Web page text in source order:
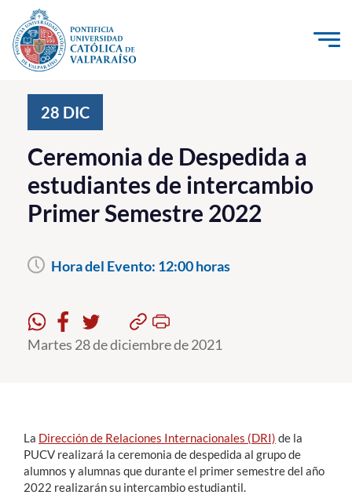
Click acá para ir directamente al contenido
Investigación, Creación e Innovación
PUCV Internacional
Vinculación con el Medio
Postgrado
Formación Continua
Funcionarios
Alumni
28 DIC
Ceremonia de Despedida a
estudiantes de intercambio
Primer Semestre 2022
Hora del Evento: 12:00 horas
Martes 28 de diciembre de 2021
La Dirección de Relaciones Internacionales (DRI) de la
PUCV realizará la ceremonia de despedida al grupo de
alumnos y alumnas que durante el primer semestre del año
2022 realizarán su intercambio estudiantil.